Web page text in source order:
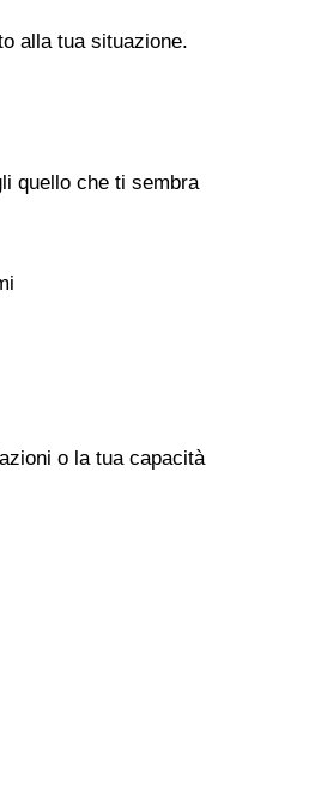
alla tua situazione.
quello che ti sembra
o la tua capacità